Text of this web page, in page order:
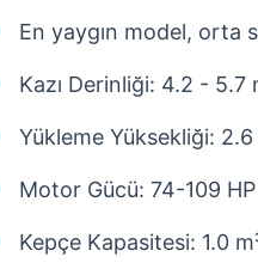
En yaygın model, orta
Kazı Derinliği: 4.2 - 5.7
Yükleme Yüksekliği:
Motor Gücü: 74-109 HP
Kepçe Kapasitesi: 1.0